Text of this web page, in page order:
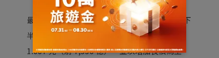
最後從供給面來看，今年 8/1 美國財政部發佈下
半年融資計畫，再度大幅上修 Q3 發債量至
1.007 兆（前 7,330 億），並以增加長債為主，